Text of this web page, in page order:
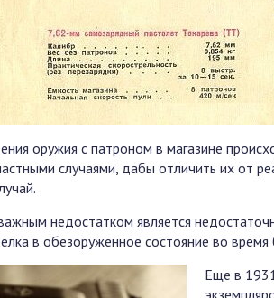
оружия с патроном в магазине
случаями, дабы отличить их от
недостатком является
в обезоруженное состояние во
Еще в